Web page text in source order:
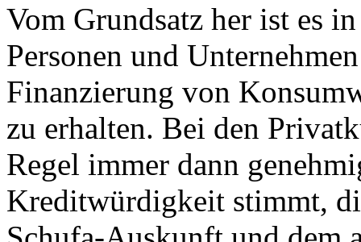
Vom Grundsatz her ist es
Personen und
Finanzierung von
zu erhalten. Bei den
Regel immer dann
Kreditwürdigkeit stimmt,